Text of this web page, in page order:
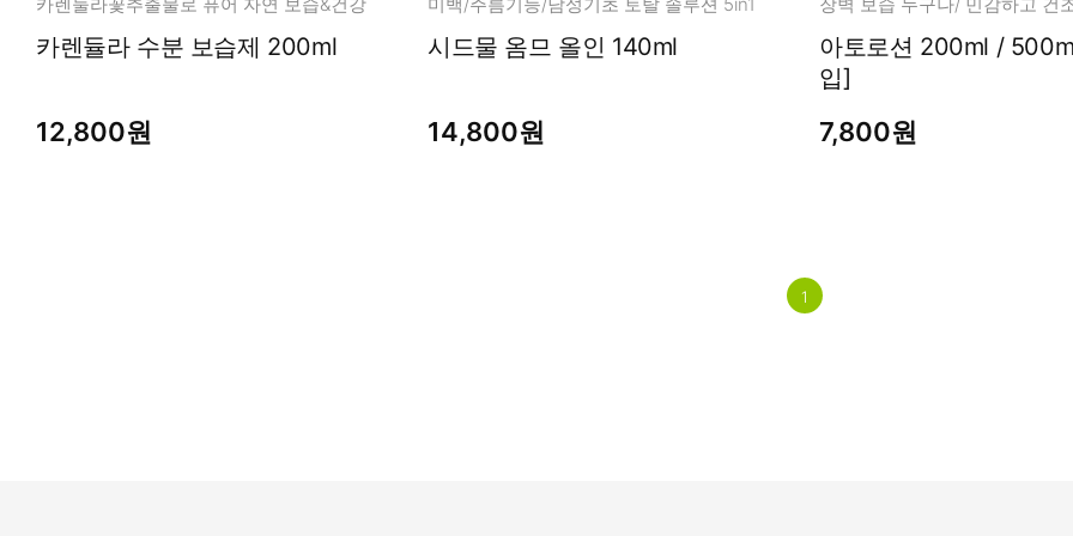
카렌둘라꽃추출물로 퓨어 자연 보습&건강
카렌듈라 수분 보습제 200ml
12,800원
미백/주름기능/남성기초 토탈 솔루션 5in1
시드물 옴므 올인 140ml
14,800원
장벽 보습 누구나/ 민감하고 건
아토로션 200ml / 500ml [선택구
입]
7,800원
1